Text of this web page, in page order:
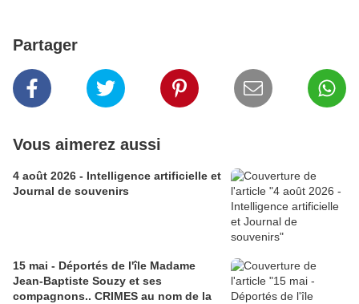
Partager
Vous aimerez aussi
4 août 2026 - Intelligence artificielle et
Journal de souvenirs
15 mai - Déportés de l'île Madame
Jean-Baptiste Souzy et ses
compagnons.. CRIMES au nom de la